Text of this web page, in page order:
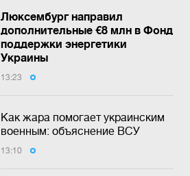
Люксембург направил
дополнительные €8 млн в Фонд
поддержки энергетики
Украины
13:23
Как жара помогает украинским
военным: объяснение ВСУ
13:10